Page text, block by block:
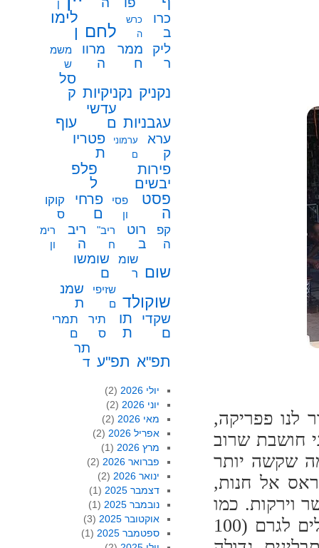
לנו פפריקה,
חושבת שרוב
שקשה יותר
אל חנות,
בשר וירקות. כמו
כן, ניתן לרכוש זעפרן איכותי, הנמכר בכ 40 שקלים לגרם (100
ן
כרו
ב
כרש
ה
לחם
לימו
ן
ליק
ר
ממר
ח
מרוו
ה
משמ
ש
נקניק נקניקיות
סל
ק
עגבניות
עדשי
ם
עוף
ערא
ק
ערמוני
ם
פטריו
ת
פירות
יבשים
פלפ
ל
פסט
ה
פסי
ון
פרחי
ם
קוקו
ס
קפ
ה
רוט
ב
ריב"
ח
ריב
ה
רימ
ון
שום
שומ
ר
שומשו
ם
שוקולד
שזיפי
ם
שמנ
ת
שקדי
ם
תו
ת
תיר
ס
תמרי
ם
תפ"א תפ"ע
תר
ד
יולי 2026
(2)
יוני 2026
(2)
מאי 2026
(2)
אפריל 2026
(2)
מרץ 2026
(1)
פברואר 2026
(2)
ינואר 2026
(2)
דצמבר 2025
(1)
נובמבר 2025
(1)
אוקטובר 2025
(3)
ספטמבר 2025
(1)